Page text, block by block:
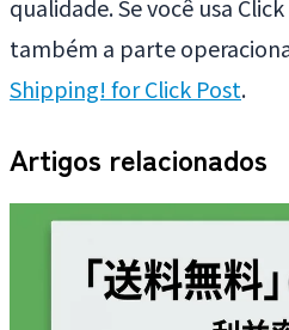
qualidade. Se você usa
também a parte
Shipping! for Click Post.
Artigos relacionados